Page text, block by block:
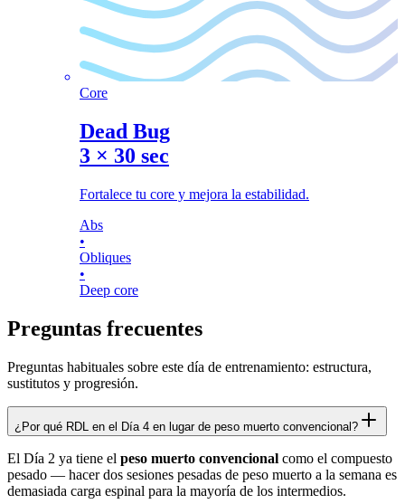
Core
Dead Bug
3 × 30 sec
Fortalece tu core y mejora la estabilidad.
Abs
•
Obliques
•
Deep core
Preguntas frecuentes
Preguntas habituales sobre este día de entrenamiento: estructura,
sustitutos y progresión.
¿Por qué RDL en el Día 4 en lugar de peso muerto convencional?
El Día 2 ya tiene el peso muerto convencional como el compuesto
pesado — hacer dos sesiones pesadas de peso muerto a la semana es
demasiada carga espinal para la mayoría de los intermedios.